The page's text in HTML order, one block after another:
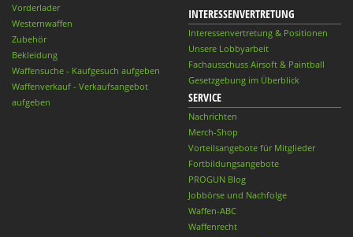
Vorderlader
Westernwaffen
Zubehör
Bekleidung
Waffensuche - Kaufgesuch aufgeben
Waffenverkauf - Verkaufsangebot
aufgeben
INTERESSENVERTRETUNG
Interessenvertretung & Positionen
Unsere Lobbyarbeit
Fachausschuss Airsoft & Paintball
Gesetzgebung im Überblick
SERVICE
Nachrichten
Merch-Shop
Vorteilsangebote für Mitglieder
Fortbildungsangebote
PROGUN Blog
Jobbörse und Nachfolge
Waffen-ABC
Waffenrecht